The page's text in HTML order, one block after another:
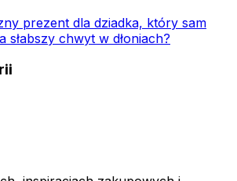
prezent dla dziadka, który sam
słabszy chwyt w dłoniach?